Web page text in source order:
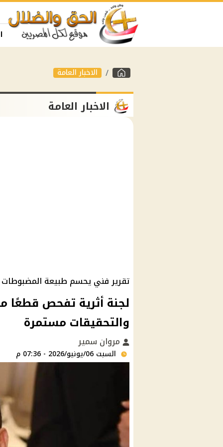
الاخبار العامة
الاخبار العامة
تقرير فني يحسم طبيعة المضبوطات
لجنة أثرية تفحص قطعًا
والتحقيقات مستمرة
مروان سمير
السبت 06/يونيو/2026 - 07:36 م